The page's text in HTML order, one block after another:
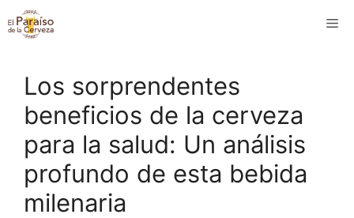
Saltar
al
Los sorprendentes
beneficios de la cerveza
para la salud: Un análisis
profundo de esta bebida
milenaria